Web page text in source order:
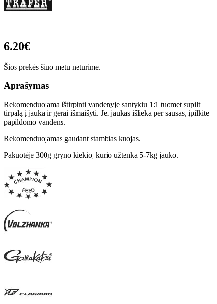
6.20€
Šios prekės šiuo metu neturime.
Aprašymas
Rekomenduojama ištirpinti vandenyje santykiu 1:1 tuomet supilti
tirpalą į jauka ir gerai išmaišyti. Jei jaukas išlieka per sausas, įpilkite
papildomo vandens.
Rekomenduojamas gaudant stambias kuojas.
Pakuotėje 300g gryno kiekio, kurio užtenka 5-7kg jauko.